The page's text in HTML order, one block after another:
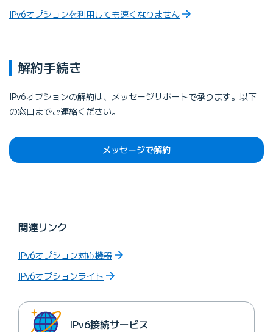
IPv6オプションを利用しても速くなりません
解約手続き
IPv6オプションの解約は、メッセージサポートで承ります。以下
の窓口までご連絡ください。
メッセージで解約
関連リンク
IPv6オプション対応機器
IPv6オプションライト
IPv6接続サービス